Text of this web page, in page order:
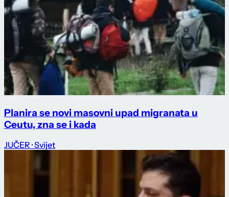
Planira se novi masovni upad migranata u
Ceutu, zna se i kada
JUČER · Svijet